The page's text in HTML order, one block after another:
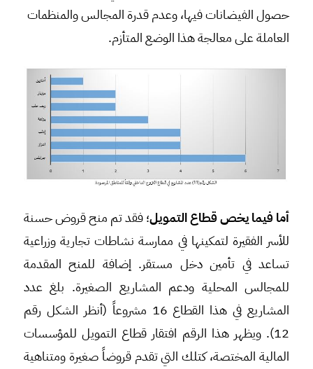
حصول الفيضانات فيها، وعدم قدرة المجالس والمنظمات
العاملة على معالجة هذا الوضع المتأزم.
أما فيما يخص قطاع التمويل؛ فقد تم منح قروض حسنة
للأسر الفقيرة لتمكينها في ممارسة نشاطات تجارية وزراعية
تساعد في تأمين دخل مستقر. إضافة للمنح المقدمة
للمجالس المحلية ودعم المشاريع الصغيرة. بلغ عدد
المشاريع في هذا القطاع 16 مشروعاً (أنظر الشكل رقم
12). ويظهر هذا الرقم افتقار قطاع التمويل للمؤسسات
المالية المختصة، كتلك التي تقدم قروضاً صغيرة ومتناهية